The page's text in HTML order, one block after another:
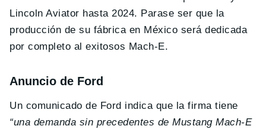
Lincoln Aviator hasta 2024. Parase ser que la
producción de su fábrica en México será dedicada
por completo al exitosos Mach-E.
Anuncio de Ford
Un comunicado de Ford indica que la firma tiene
“una demanda sin precedentes de Mustang Mach-E